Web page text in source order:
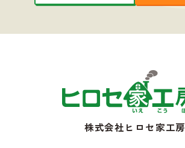
株式会社ヒロセ家工房